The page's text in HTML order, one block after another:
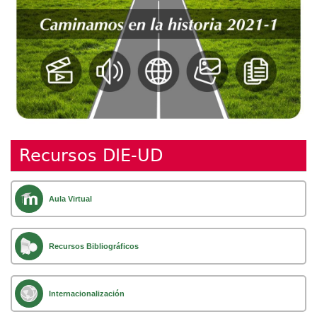
Recursos DIE-UD
Aula Virtual
Recursos Bibliográficos
Internacionalización